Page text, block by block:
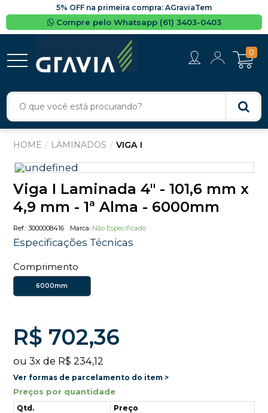
5% OFF na primeira compra: AGraviaTem
Compre pelo Whatsapp (61) 3403-0403
0
LAMINADOS VIGA I
Viga I Laminada 4" - 101,6 mm x
4,9 mm - 1ª Alma - 6000mm
3000008416 Não Especificado
Especificações Técnicas
Comprimento
6000mm
R$ 702,36
ou 3x de R$ 234,12
Ver formas de parcelamento do item >
Preços por quantidade
Qtd.
Preço